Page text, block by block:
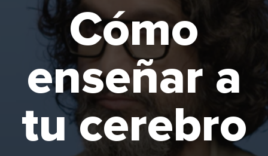
Cómo
enseñar a
tu cerebro